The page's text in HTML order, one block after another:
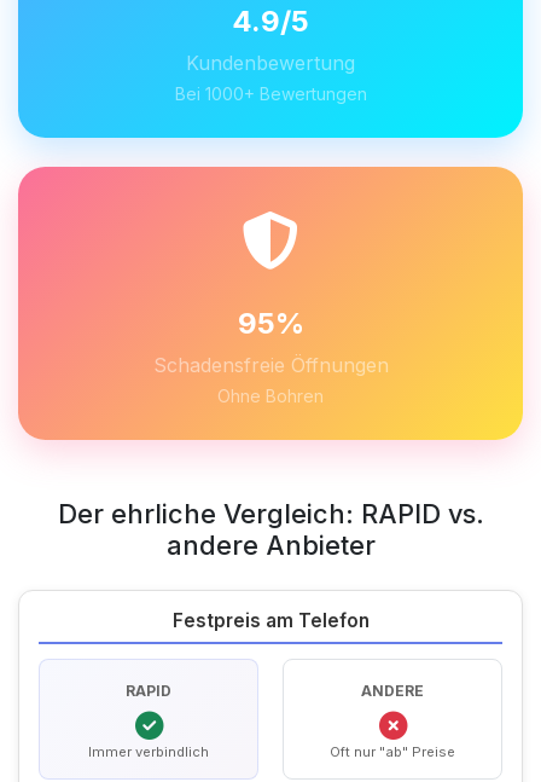
4.9/5
Kundenbewertung
Bei 1000+ Bewertungen
95%
Schadensfreie Öffnungen
Ohne Bohren
Der ehrliche Vergleich: RAPID vs.
andere Anbieter
Festpreis am Telefon
RAPID
Immer verbindlich
ANDERE
Oft nur "ab" Preise